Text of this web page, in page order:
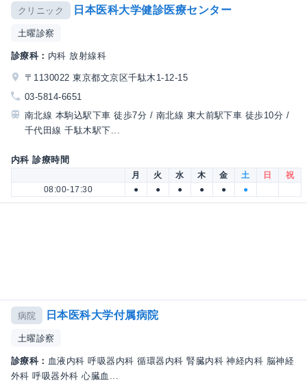
クリニック 日本医科大学健診医療センター
土曜診察
診療科： 内科 放射線科
〒1130022 東京都文京区千駄木1-12-15
03-5814-6651
南北線 本駒込駅下車 徒歩7分 / 南北線 東大前駅下車 徒歩10分 /
千代田線 千駄木駅下...
内科 診療時間
月 火 水 木 金 土 日
祝
08:00-17:30
● ● ● ● ● ●
病院 日本医科大学付属病院
土曜診察
診療科： 血液内科 呼吸器内科 循環器内科 腎臓内科 神経内科 脳神経
外科 呼吸器外科 心臓血...